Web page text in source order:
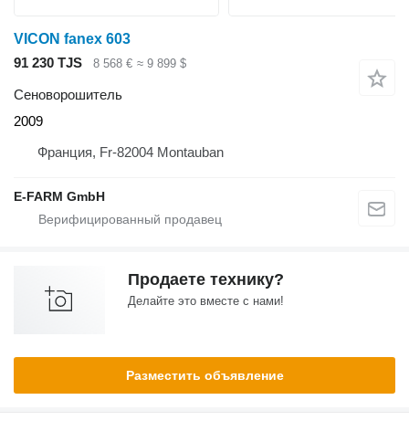
VICON fanex 603
91 230 TJS
8 568 € ≈ 9 899 $
Сеноворошитель
2009
Франция, Fr-82004 Montauban
E-FARM GmbH
Продаете технику?
Делайте это вместе с нами!
Разместить объявление